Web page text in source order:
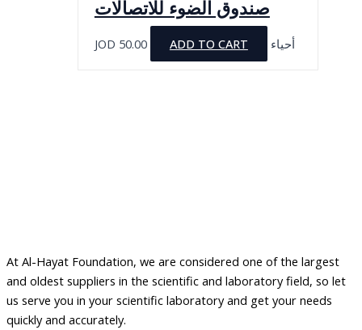
صندوق الضوء للاتصالات
JOD 50.00 ADD TO CART أحياء
At Al-Hayat Foundation, we are considered one of the largest
and oldest suppliers in the scientific and laboratory field, so let
us serve you in your scientific laboratory and get your needs
quickly and accurately.